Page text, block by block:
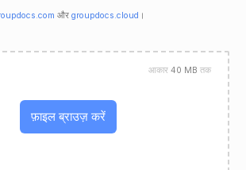
और groupdocs.cloud ।
फ़ाइल ब्राउज़ करें
आकार 40 MB तक